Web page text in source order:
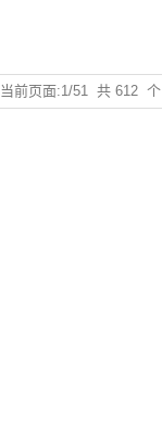
当前页面:1/51 共 612 个